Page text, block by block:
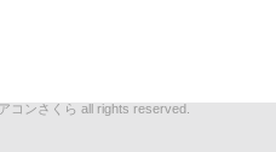
コンさくら all rights reserved.